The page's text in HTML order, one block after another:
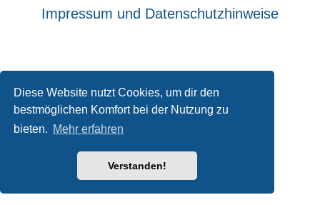
Diese Website nutzt Cookies, um dir den
bestmöglichen Komfort bei der Nutzung zu
bieten. Mehr erfahren
Verstanden!
Impressum und Datenschutzhinweise